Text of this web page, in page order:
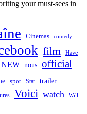
your must-sees in
Cinemas comedy
film Have
NEW nous official
spot Star trailer
Voici watch Will